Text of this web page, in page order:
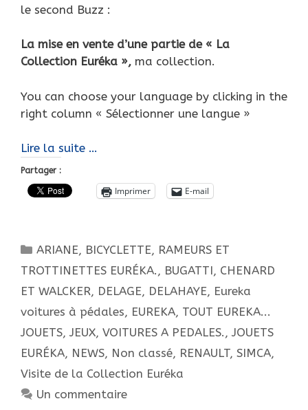
le second Buzz :
La mise en vente d’une partie de « La
Collection Euréka », ma collection.
You can choose your language by clicking in the
right column « Sélectionner une langue »
Lire la suite …
Noël,
une
« La
Collection
Euréka »…
mienne
!
Partager :
Imprimer E-mail
Catégories
ARIANE, BICYCLETTE, RAMEURS ET
TROTTINETTES EURÉKA. , BUGATTI, CHENARD
ET WALCKER, DELAGE, DELAHAYE, Eureka
voitures à pédales, EUREKA, TOUT EUREKA...
JOUETS, JEUX, VOITURES A PEDALES. , JOUETS
EURÉKA, NEWS, Non classé, RENAULT, SIMCA,
Visite de la Collection Euréka
Un commentaire